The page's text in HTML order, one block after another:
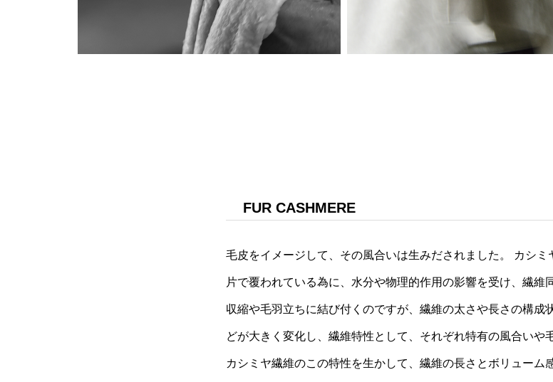
FUR CASHMERE
毛皮をイメージして、その風合いは生みだされました。 カシ
片で覆われている為に、水分や物理的作用の影響を受け、繊維
収縮や毛羽立ちに結び付くのですが、繊維の太さや長さの構成
どが大きく変化し、繊維特性として、それぞれ特有の風合いや
カシミヤ繊維のこの特性を生かして、繊維の長さとボリューム